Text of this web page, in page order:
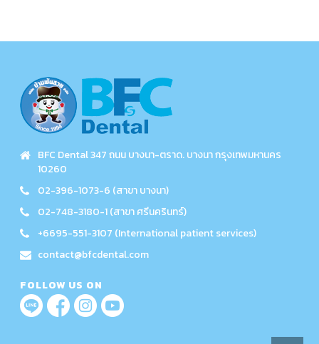
BFC Dental 347 ถนน บางนา-ตราด. บางนา กรุงเทพมหานคร
10260
02-396-1073-6 (สาขา บางนา)
02-748-3180-1 (สาขา ศรีนครินทร์)
+6695-551-3107 (International patient services)
contact@bfcdental.com
FOLLOW US ON